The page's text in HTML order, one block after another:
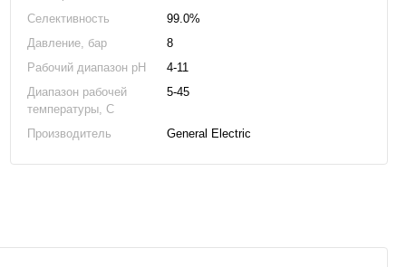
Селективность
99.0%
Давление, бар
8
Рабочий диапазон pH
4-11
Диапазон рабочей
температуры, C
5-45
Производитель General Electric